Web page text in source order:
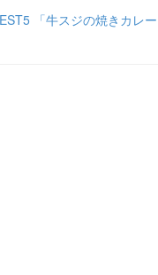
「牛スジの焼きカレー